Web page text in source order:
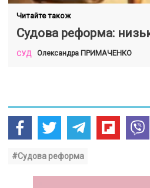
Читайте також
Судова реформа:
СУД Олександра ПРИМАЧЕНКО
#Судова реформа